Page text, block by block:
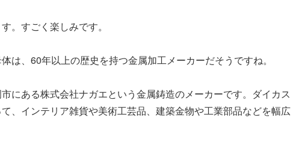
。すごく楽しみです。
は、60年以上の歴史を持つ金属加工メーカーだそうですね。
にある株式会社ナガエという金属鋳造のメーカーです。ダイカス
、インテリア雑貨や美術工芸品、建築金物や工業部品などを幅広